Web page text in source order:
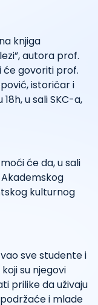
knjiga
autora prof.
će govoriti prof.
istoričar i
u sali SKC-a,
će da, u sali
kulturnog
sve studente i
su njegovi
prilike da uživaju
i mlade